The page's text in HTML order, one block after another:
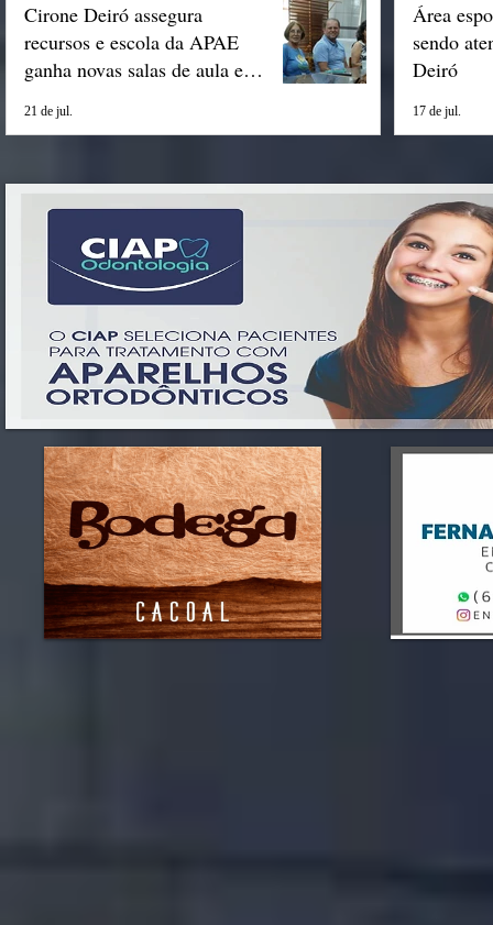
Cirone Deiró assegura
recursos e escola da APAE
ganha novas salas de aula em
21 de jul.
Área
sendo
Deiró
17 de jul.